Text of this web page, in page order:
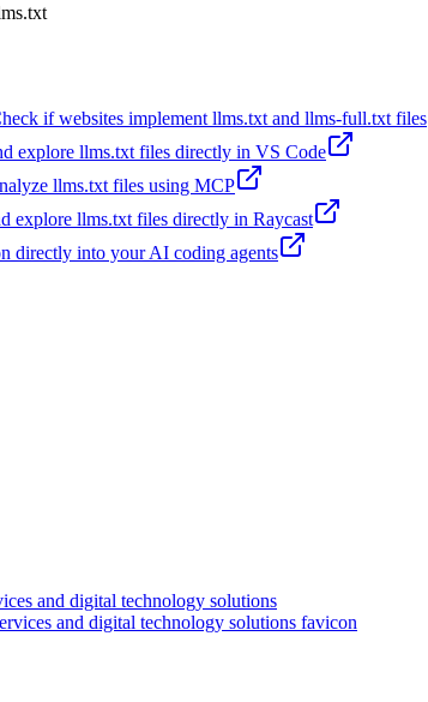
if websites implement llms.txt and llms-full.txt files
explore llms.txt files directly in VS Code
llms.txt files using MCP
explore llms.txt files directly in Raycast
directly into your AI coding agents
and digital technology solutions